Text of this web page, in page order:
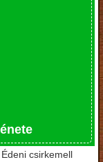
csirkemell